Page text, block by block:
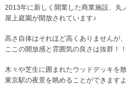
2013年に新しく開業した商業施設、丸
屋上庭園が開放されています♪
高さ自体はそれほど高くありませんが、
ここの開放感と雰囲気の良さは抜群！！
木々や芝生に囲まれたウッドデッキを
東京駅の夜景を眺めることができます